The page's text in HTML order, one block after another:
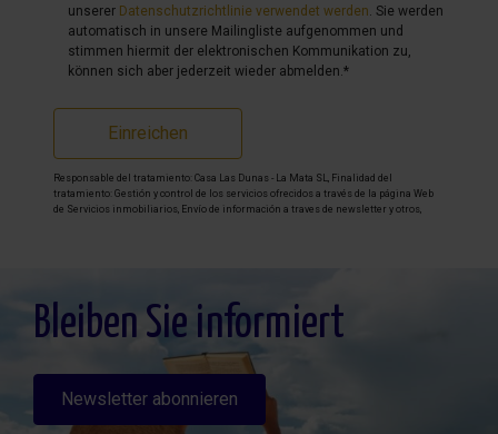
unserer Datenschutzrichtlinie verwendet werden . Sie werden
automatisch in unsere Mailingliste aufgenommen und
stimmen hiermit der elektronischen Kommunikation zu,
können sich aber jederzeit wieder abmelden.*
Einreichen
Responsable del tratamiento: Casa Las Dunas - La Mata SL, Finalidad del
tratamiento: Gestión y control de los servicios ofrecidos a través de la página Web
de Servicios inmobiliarios, Envío de información a traves de newsletter y otros,
detallada sobre protección de datos
Aquí
Bleiben Sie informiert
Newsletter abonnieren